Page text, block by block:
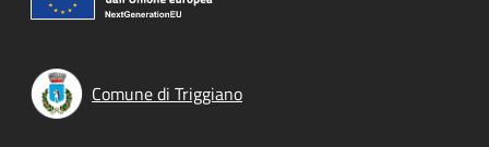
Comune di Triggiano